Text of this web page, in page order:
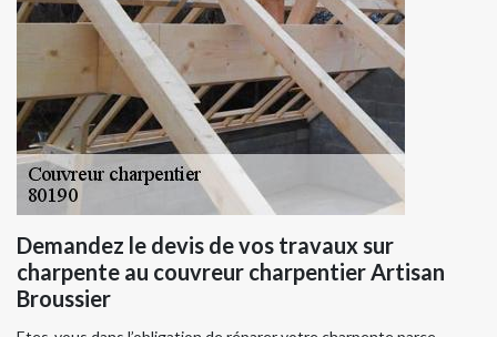
Demandez le devis de vos travaux sur
charpente au couvreur charpentier Artisan
Broussier